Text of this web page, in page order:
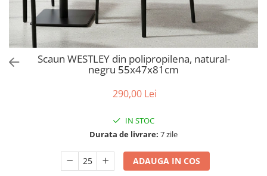
Scaun WESTLEY din polipropilena, natural-
negru 55x47x81cm
290,00 Lei
IN STOC
Durata de livrare: 7 zile
ADAUGA IN COS